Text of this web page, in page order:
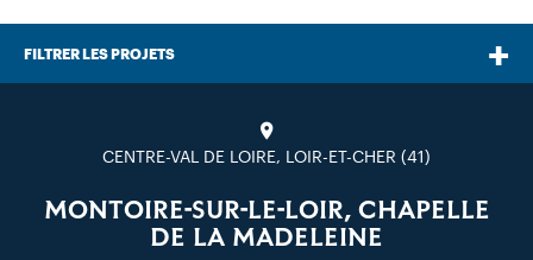
FILTRER LES PROJETS
CENTRE-VAL DE LOIRE, LOIR-ET-CHER (41)
MONTOIRE-SUR-LE-LOIR, CHAPELLE
DE LA MADELEINE